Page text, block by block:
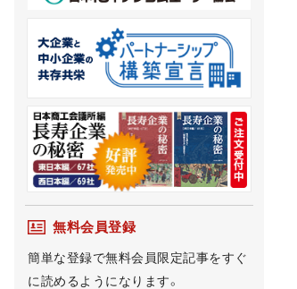
無料会員登録
簡単な登録で無料会員限定記事をすぐ
に読めるようになります。